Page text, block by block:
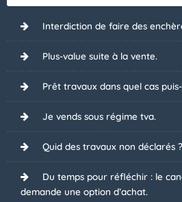
Interdiction de faire des
Plus-value suite à la vente.
Prêt travaux dans quel cas
Je vends sous régime tva.
Quid des travaux non déclarés ?
Du temps pour réfléchir : le
demande une option d’achat.